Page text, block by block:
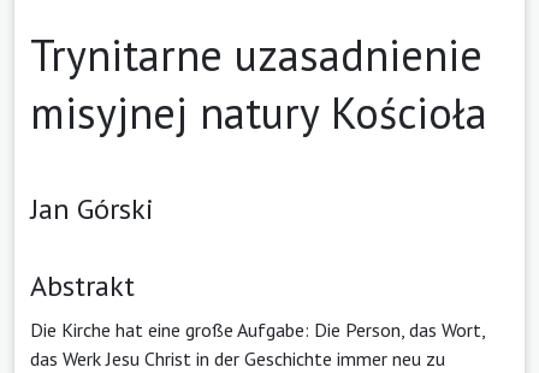
Trynitarne uzasadnienie
misyjnej natury Kościoła
Jan Górski
Abstrakt
Die Kirche hat eine große Aufgabe: Die Person, das Wort,
das Werk Jesu Christ in der Geschichte immer neu zu